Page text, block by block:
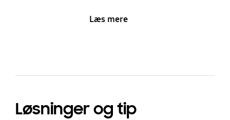
Læs mere
Løsninger og tip